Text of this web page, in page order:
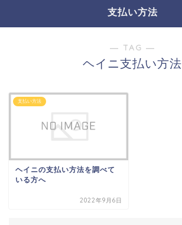
支払い方法
― TAG ―
ヘイニ支払い方法
支払い方法
ヘイニの支払い方法を調べて
いる方へ
2022年9月6日